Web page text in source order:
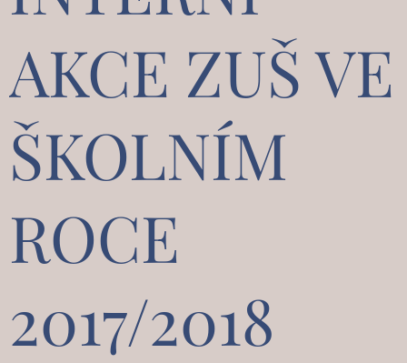
AKCE ZUŠ VE
ŠKOLNÍM
ROCE
2017/2018